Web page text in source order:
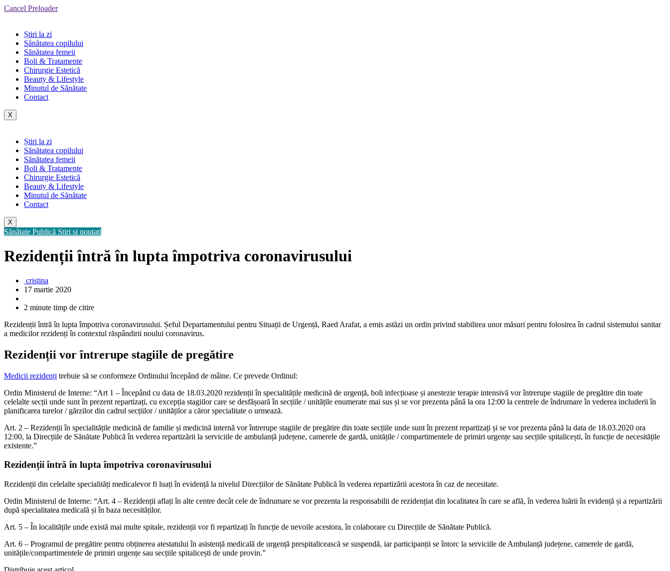
Cancel Preloader
Știri la zi
Sănătatea copilului
Sănătatea femeii
Boli & Tratamente
Chirurgie Estetică
Beauty & Lifestyle
Minutul de Sănătate
Contact
X
Știri la zi
Sănătatea copilului
Sănătatea femeii
Boli & Tratamente
Chirurgie Estetică
Beauty & Lifestyle
Minutul de Sănătate
Contact
X
Sănătate Publică Stiri si noutati
Rezidenții întră în lupta împotriva coronavirusului
cristina
17 martie 2020
2 minute timp de citire
Rezidenții întră în lupta împotriva coronavirusului. Șeful Departamentului pentru Situații de Urgență, Raed Arafat, a emis astăzi un ordin privind stabilirea unor măsuri pentru folosirea în cadrul sistemului sanitar
a medicilor rezidenți în contextul răspândirii noului coronavirus.
Rezidenții vor întrerupe stagiile de pregătire
Medicii rezidenți trebuie să se conformeze Ordinului începând de mâine. Ce prevede Ordinul:
Ordin Ministerul de Interne: “Art 1 – Începând cu data de 18.03.2020 rezidenții în specialitățile medicină de urgență, boli infecțioase și anestezie terapie intensivă vor întrerupe stagiile de pregătire din toate
celelalte secții unde sunt în prezent repartizați, cu excepția stagiilor care se desfășoară în secțiile / unitățile enumerate mai sus și se vor prezenta până la ora 12:00 la centrele de îndrumare în vederea includerii în
planificarea turelor / gărzilor din cadrul secțiilor / unităților a căror specialitate o urmează.
Art. 2 – Rezidenții în specialitățile medicină de familie și medicină internă vor întrerupe stagiile de pregătire din toate secțiile unde sunt în prezent repartizați și se vor prezenta până la data de 18.03.2020 ora
12:00, la Direcțiile de Sănătate Publică în vederea repartizării la serviciile de ambulanță județene, camerele de gardă, unitățile / compartimentele de primiri urgențe sau secțiile spitalicești, în funcție de necesitățile
existente.”
Rezidenții întră în lupta împotriva coronavirusului
Rezidenții din celelalte specialități medicalevor fi luați în evidență la nivelul Direcțiilor de Sănătate Publică în vederea repartizării acestora în caz de necesitate.
Ordin Ministerul de Interne: “Art. 4 – Rezidenții aflați în alte centre decât cele de îndrumare se vor prezenta la responsabilii de rezidențiat din localitatea în care se află, în vederea luării în evidență și a repartizării
după specialitatea medicală și în baza necesităților.
Art. 5 – În localitățile unde există mai multe spitale, rezidenții vor fi repartizați în funcție de nevoile acestora, în colaborare cu Direcțiile de Sănătate Publică.
Art. 6 – Programul de pregătire pentru obținerea atestatului în asistență medicală de urgență prespitalicească se suspendă, iar participanții se întorc la serviciile de Ambulanță județene, camerele de gardă,
unitățile/compartimentele de primiri urgențe sau secțiile spitalicești de unde provin.”